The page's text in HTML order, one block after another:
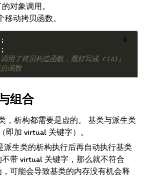
对象调用。
移动拷贝函数。
📎
用了拷贝构造函数，最好写成 c(a);
函数
组合
，析构都需要是虚的。 基类与派生类
即加 virtual 关键字）。
派生类的析构执行后再自动执行基类
带 virtual 关键字，那么就不符合
可能会导致基类的内存没有机会释